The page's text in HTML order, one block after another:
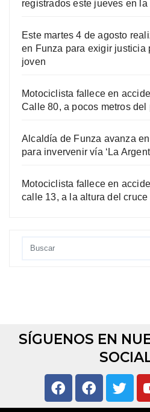
registrados este jueves en la
Este martes 4 de agosto
en Funza para exigir justicia
joven
Motociclista fallece en
Calle 80, a pocos metros del
Alcaldía de Funza avanza
para invervenir vía ‘La
Motociclista fallece en
calle 13, a la altura del
SÍGUENOS EN